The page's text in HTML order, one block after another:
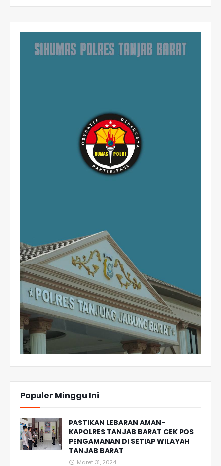
Populer Minggu Ini
PASTIKAN LEBARAN AMAN-
KAPOLRES TANJAB BARAT CEK POS
PENGAMANAN DI SETIAP WILAYAH
TANJAB BARAT
Maret 31, 2024